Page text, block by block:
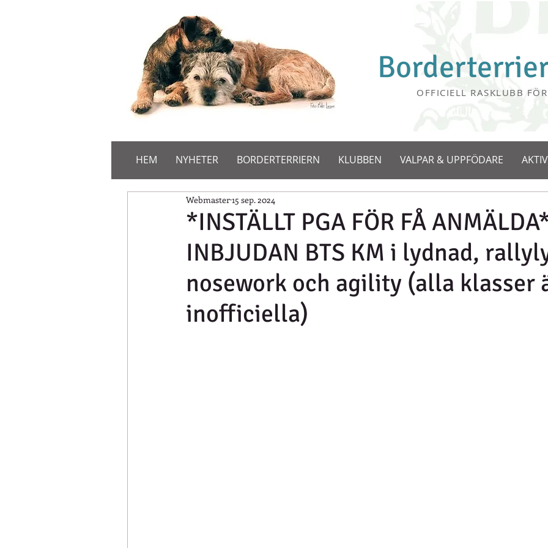
OFFICIELL RASKLUBB
HEM NYHETER BORDERTERRIERN KLUBBEN VALPAR & UPPFÖDARE
*INSTÄLLT PGA FÖR FÅ
INBJUDAN BTS KM i lydnad,
nosework och agility (alla klasser
inofficiella)
Webmaster15 sep. 2024